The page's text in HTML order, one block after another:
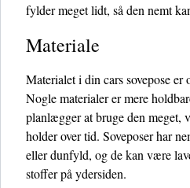
fylder meget lidt, så den nemt
Materiale
Materialet i din cars sovepose er
Nogle materialer er mere
planlægger at bruge den meget,
holder over tid. Soveposer har
eller dunfyld, og de kan være
stoffer på ydersiden.